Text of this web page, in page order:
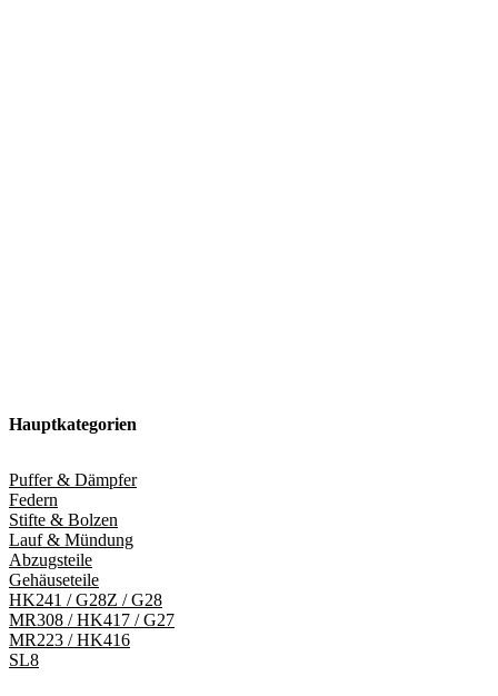
Hauptkategorien
Puffer & Dämpfer
Federn
Stifte & Bolzen
Lauf & Mündung
Abzugsteile
Gehäuseteile
HK241 / G28Z / G28
MR308 / HK417 / G27
MR223 / HK416
SL8